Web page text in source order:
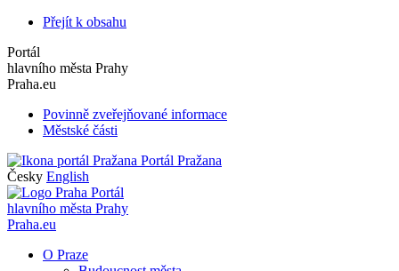
Přejít k obsahu
Portál
hlavního města Prahy
Praha.eu
Povinně zveřejňované informace
Městské části
Portál Pražana
Česky English
Portál
hlavního města Prahy
Praha.eu
O Praze